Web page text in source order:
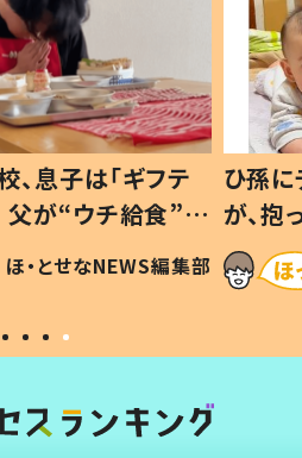
息子は「ギフテ
父が“ウチ給食”を
由とは #令和の親
ほ・とせなNEWS編集部
ひ孫
が、
「涙が
い」